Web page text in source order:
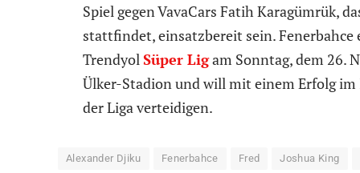
Spiel gegen VavaCars Fatih Karagümrük,
stattfindet, einsatzbereit sein.
TrendyolSüper Ligam Sonntag, dem 26.
Ülker-Stadion und will mit einem Erfolg
der Liga verteidigen.
Alexander Djiku Fenerbahce Fred Joshua King